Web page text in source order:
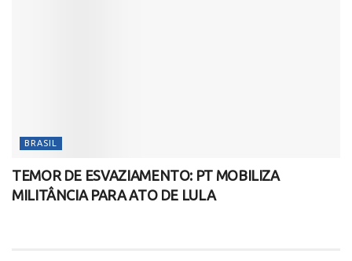
BRASIL
TEMOR DE ESVAZIAMENTO: PT MOBILIZA
MILITÂNCIA PARA ATO DE LULA